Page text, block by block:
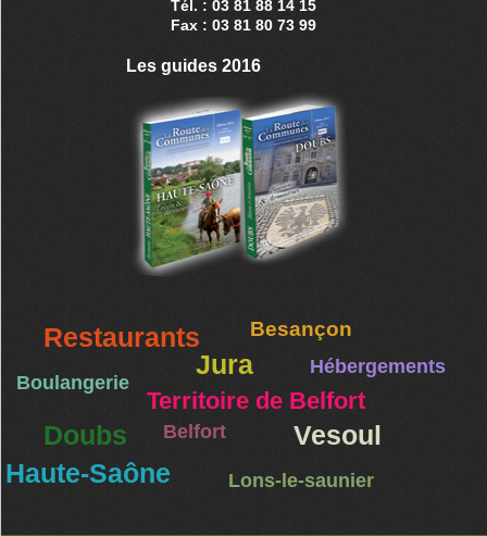
Tél. : 03 81 88 14 15
Fax : 03 81 80 73 99
Les guides 2016
Restaurants Besançon
Jura Hébergements
Boulangerie
Territoire de Belfort
Doubs Belfort
Vesoul
Haute-Saône
Lons-le-saunier